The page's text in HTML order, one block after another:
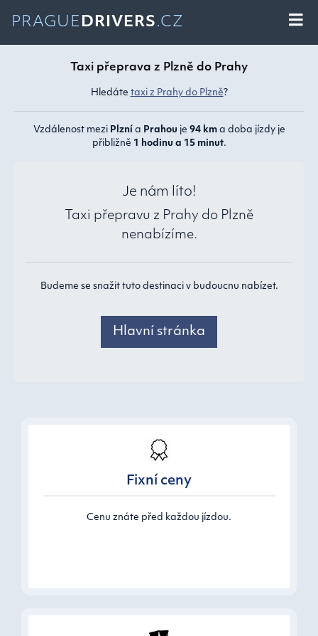
PRAGUE DRIVERS.CZ
Taxi přeprava z Plzně do Prahy
Hledáte taxi z Prahy do Plzně?
Vzdálenost mezi Plzní a Prahou je 94 kma doba jízdy je
přibližně 1 hodinu a 15 minut.
Je nám líto!
Taxi přepravu z Prahy do Plzně
nenabízíme.
Budeme se snažit tuto destinaci v budoucnu nabízet.
Hlavní stránka
Fixní ceny
Cenu znáte před každou jízdou.